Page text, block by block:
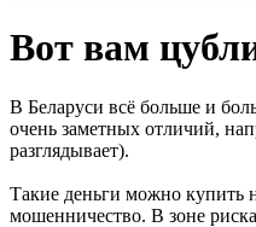
Вот вам
В Беларуси всё больше и
очень заметных отличий,
разглядывает).
Такие деньги можно купить
мошенничество. В зоне